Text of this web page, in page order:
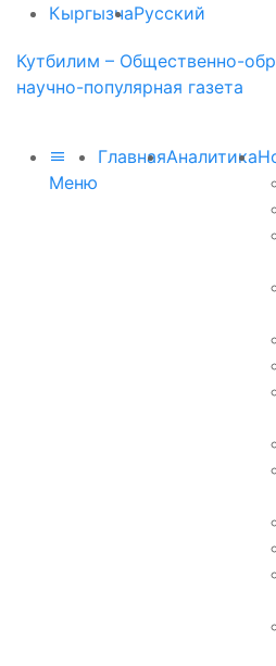
КыргызчаРусский
Кутбилим – Общественно-
научно-популярная газета
Меню
ГлавнаяАналитика